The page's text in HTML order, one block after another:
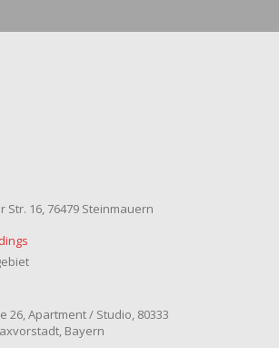
Str. 16, 76479 Steinmauern
26, Apartment / Studio, 80333
Bayern